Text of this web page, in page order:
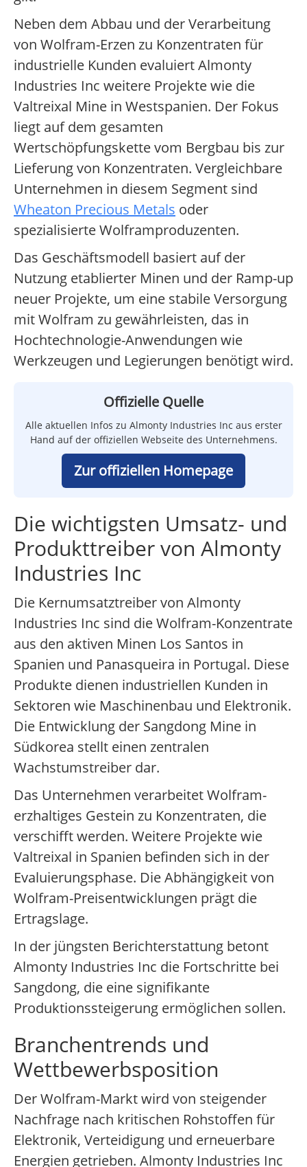
Neben dem Abbau und der Verarbeitung
von Wolfram-Erzen zu Konzentraten für
industrielle Kunden evaluiert Almonty
Industries Inc weitere Projekte wie die
Valtreixal Mine in Westspanien. Der Fokus
liegt auf dem gesamten
Wertschöpfungskette vom Bergbau bis zur
Lieferung von Konzentraten. Vergleichbare
Unternehmen in diesem Segment sind
Wheaton Precious Metals oder
spezialisierte Wolframproduzenten.
Das Geschäftsmodell basiert auf der
Nutzung etablierter Minen und der Ramp-up
neuer Projekte, um eine stabile Versorgung
mit Wolfram zu gewährleisten, das in
Hochtechnologie-Anwendungen wie
Werkzeugen und Legierungen benötigt wird.
Offizielle Quelle
Alle aktuellen Infos zu Almonty Industries Inc aus erster
Hand auf der offiziellen Webseite des Unternehmens.
Zur offiziellen Homepage
Die wichtigsten Umsatz- und
Produkttreiber von Almonty
Industries Inc
Die Kernumsatztreiber von Almonty
Industries Inc sind die Wolfram-Konzentrate
aus den aktiven Minen Los Santos in
Spanien und Panasqueira in Portugal. Diese
Produkte dienen industriellen Kunden in
Sektoren wie Maschinenbau und Elektronik.
Die Entwicklung der Sangdong Mine in
Südkorea stellt einen zentralen
Wachstumstreiber dar.
Das Unternehmen verarbeitet Wolfram-
erzhaltiges Gestein zu Konzentraten, die
verschifft werden. Weitere Projekte wie
Valtreixal in Spanien befinden sich in der
Evaluierungsphase. Die Abhängigkeit von
Wolfram-Preisentwicklungen prägt die
Ertragslage.
In der jüngsten Berichterstattung betont
Almonty Industries Inc die Fortschritte bei
Sangdong, die eine signifikante
Produktionssteigerung ermöglichen sollen.
Branchentrends und
Wettbewerbsposition
Der Wolfram-Markt wird von steigender
Nachfrage nach kritischen Rohstoffen für
Elektronik, Verteidigung und erneuerbare
Energien getrieben. Almonty Industries Inc